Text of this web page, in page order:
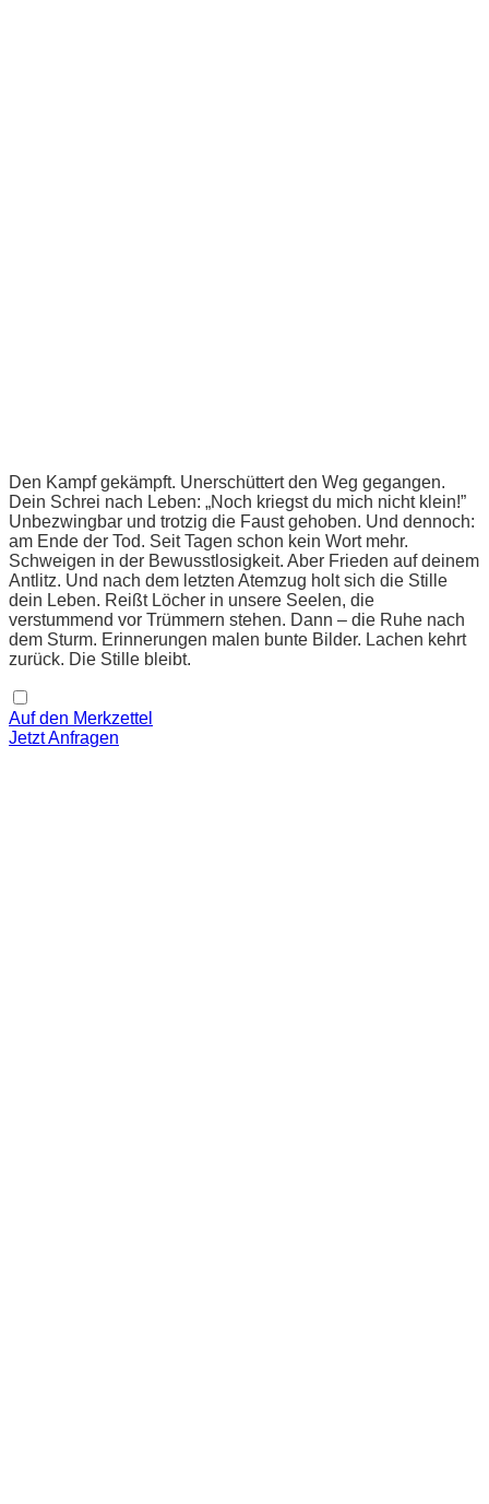
Den Kampf gekämpft. Unerschüttert den Weg gegangen.
Dein Schrei nach Leben: „Noch kriegst du mich nicht klein!”
Unbezwingbar und trotzig die Faust gehoben. Und dennoch:
am Ende der Tod. Seit Tagen schon kein Wort mehr.
Schweigen in der Bewusstlosigkeit. Aber Frieden auf deinem
Antlitz. Und nach dem letzten Atemzug holt sich die Stille
dein Leben. Reißt Löcher in unsere Seelen, die
verstummend vor Trümmern stehen. Dann – die Ruhe nach
dem Sturm. Erinnerungen malen bunte Bilder. Lachen kehrt
zurück. Die Stille bleibt.
Auf den Merkzettel
Jetzt Anfragen